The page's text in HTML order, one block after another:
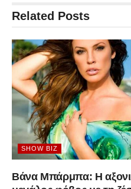
Related Posts
SHOW BIZ
Βάνα Μπάρμπα: Η